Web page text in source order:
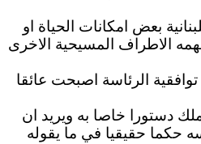
بعض امكانات الحياة او
الاطراف المسيحية الاخرى
الرئاسة اصبحت عائقا
دستورا خاصا به ويريد ان
حكما حقيقيا في ما يقوله